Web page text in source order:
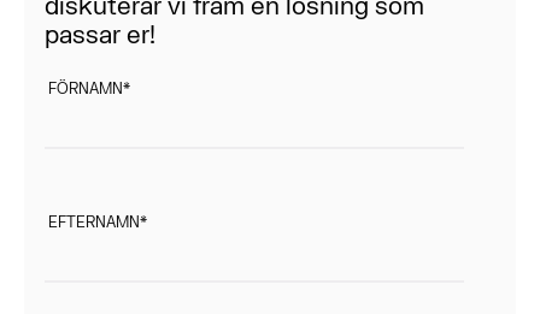
diskuterar vi fram en lösning som
passar er!
FÖRNAMN*
EFTERNAMN*